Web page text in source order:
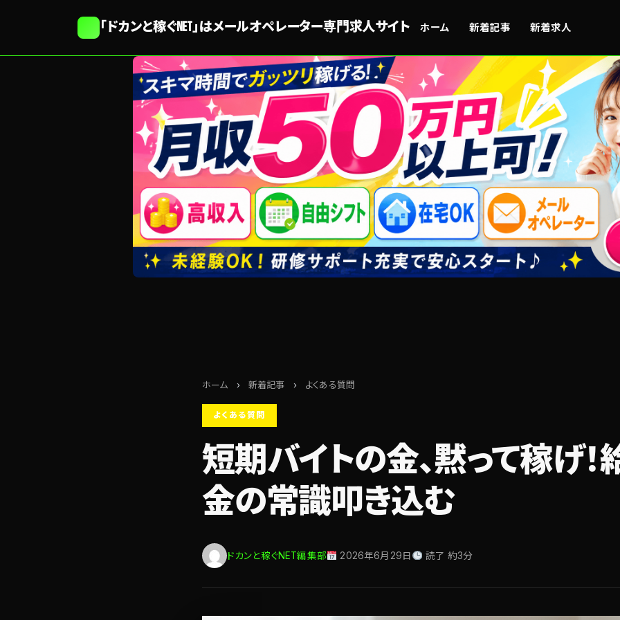
「ドカンと稼ぐNET」はメールオペレーター専門求人サイト ホーム 新着記事 新着求人
ホーム › 新着記事 › よくある質問
よくある質問
短期バイトの金、黙って稼げ！
金の常識叩き込む
ドカンと稼ぐNET編集部 2026年6月29日 読了 約3分